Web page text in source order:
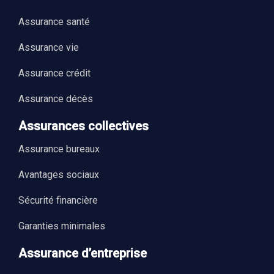
Assurance santé
Assurance vie
Assurance crédit
Assurance décès
Assurances collectives
Assurance bureaux
Avantages sociaux
Sécurité financière
Garanties minimales
Assurance d’entreprise